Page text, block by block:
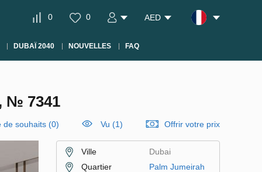
0 0 AED
DUBAÏ 2040 NOUVELLES FAQ
№ 7341
de souhaits (0) Vu (1) Offrir votre prix
Ville
Dubai
Quartier
Palm Jumeirah